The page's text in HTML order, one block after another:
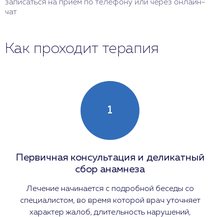
записаться на прием по телефону или через онлайн-
чат
Как проходит терапия
1
Первичная консультация и деликатный
сбор анамнеза
Лечение начинается с подробной беседы со
специалистом, во время которой врач уточняет
характер жалоб, длительность нарушений,